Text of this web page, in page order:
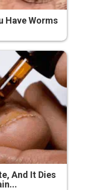
Have Worms
And It Dies